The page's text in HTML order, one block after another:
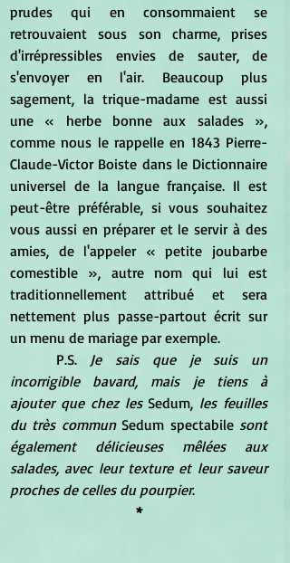
prudes qui en consommaient se
retrouvaient sous son charme, prises
d'irrépressibles envies de sauter, de
s'envoyer en l'air. Beaucoup plus
sagement, la trique-madame est aussi
une « herbe bonne aux salades »,
comme nous le rappelle en 1843 Pierre-
Claude-Victor Boiste dans le Dictionnaire
universel de la langue française. Il est
peut-être préférable, si vous souhaitez
vous aussi en préparer et le servir à des
amies, de l'appeler « petite joubarbe
comestible », autre nom qui lui est
traditionnellement attribué et sera
nettement plus passe-partout écrit sur
un menu de mariage par exemple.
	P.S.
Je sais que je suis un
incorrigible bavard, mais je tiens à
ajouter que chez les Sedum, les feuilles
du très commun Sedum spectabile sont
également délicieuses mêlées aux
salades, avec leur texture et leur saveur
proches de celles du pourpier.
*